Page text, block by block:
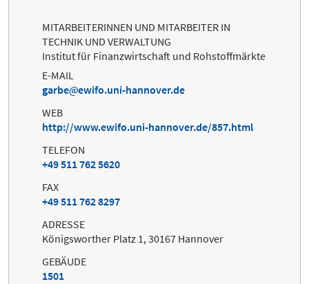
MITARBEITERINNEN UND MITARBEITER IN
TECHNIK UND VERWALTUNG
Institut für Finanzwirtschaft und Rohstoffmärkte
E-MAIL
garbe
ewifo.uni-hannover.de
WEB
http://www.ewifo.uni-hannover.de/857.html
TELEFON
+49 511 762 5620
FAX
+49 511 762 8297
ADRESSE
Königsworther Platz 1, 30167 Hannover
GEBÄUDE
1501